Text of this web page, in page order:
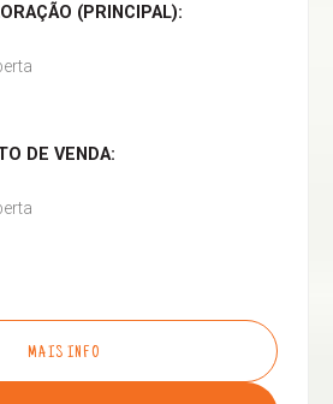
(PRINCIPAL):
DE VENDA:
MAIS INFO